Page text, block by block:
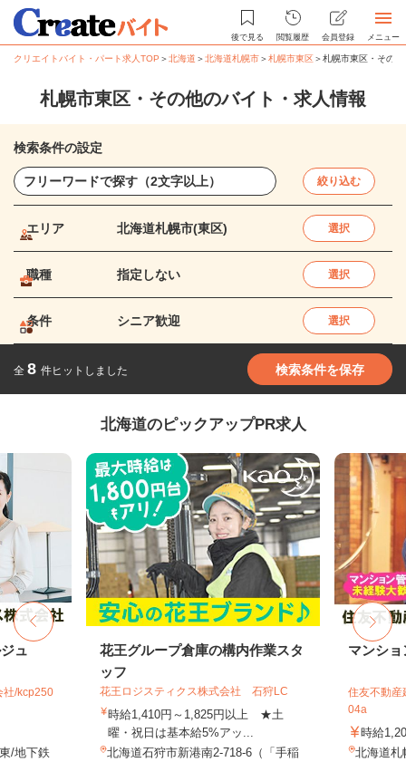
後で見る 閲覧履歴 会員登録 メニュー
クリエイトバイト・パート求人TOP ＞北海道 ＞北海道札幌市＞札幌市東区＞札幌市東区・その
札幌市東区・その他のバイト・求人情報
検索条件の設定
絞り込む
エリア 北海道札幌市(東区) 選択
職種 指定しない 選択
条件 シニア歓迎 選択
全 8 件ヒットしました 検索条件を保存
北海道のピックアップPR求人
ュ
社/kcp250
/地下鉄
花王グループ倉庫の構内作業スタ
ッフ
花王ロジスティクス株式会社 石狩LC
時給1,410円～1,825円以上 ★土
曜・祝日は基本給5%アッ...
北海道石狩市新港南2-718-6（「手稲
マンシ
住友不動産
04a
時給
北海道札